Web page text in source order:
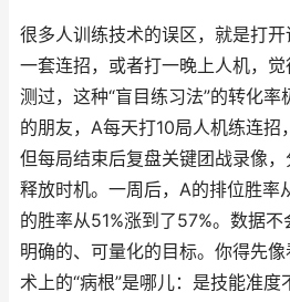
很多人训练技术的误区，就是打
一套连招，或者打一晚上人机，觉
测过，这种“盲目练习法”的转化
的朋友，A每天打10局人机练连招
但每局结束后复盘关键团战录像
释放时机。一周后，A的排位胜率
的胜率从51%涨到了57%。数据
明确的、可量化的目标。你得先
术上的“病根”是哪儿：是技能准